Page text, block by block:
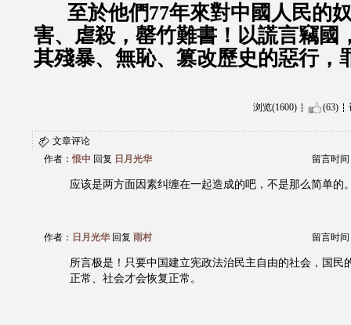
至於他們77年來對中國人民的
害、虐殺，罄竹難書！以謊言竊國
其殘暴、無恥、篡改歷史的惡行，
浏览(1600) (63)
文章评论
作者：恨中 回复 日月光华 留言时间
应该是两方面因素纠缠在一起造成的吧，不是那么简单的
作者： 日月光华 回复 雨村 留言时间
所言极是！只要中国建立宪政法治民主自由的社会，国民
正常、社会才会恢复正常。